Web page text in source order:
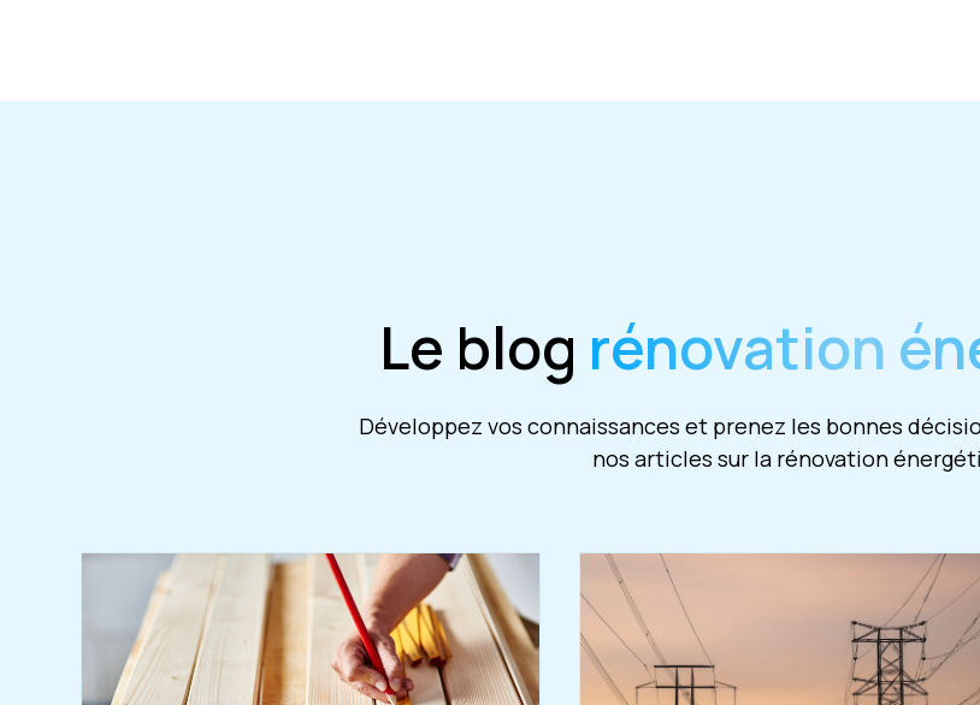
Le blog rénovation
Développez vos connaissances et prenez les bonnes
nos articles sur la rénovation